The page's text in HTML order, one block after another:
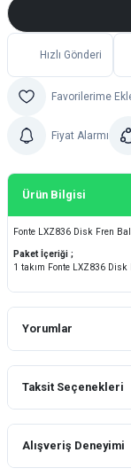
Hızlı Gönderi
Fiyat Alarmı
Ürün Bilgisi
Fonte LXZ836 Disk Fren
Paket İçeriği ;
1 takım Fonte LXZ836 Disk
Yorumlar
Taksit Seçenekleri
Alışveriş Deneyimi